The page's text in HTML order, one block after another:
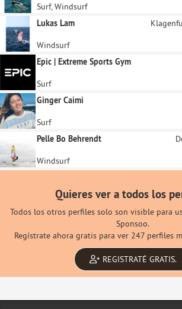
Surf, Windsurf
Lukas Lam
Windsurf
Epic | Extreme Sports Gym
Surf
Ginger Caimi
Surf
Pelle Bo Behrendt
Windsurf
Quieres ver a todos los
Todos los otros perfiles solo son visible para
Sponsoo.
Regístrate ahora gratis para ver 247 perfiles
REGISTRATÉ GRATIS.